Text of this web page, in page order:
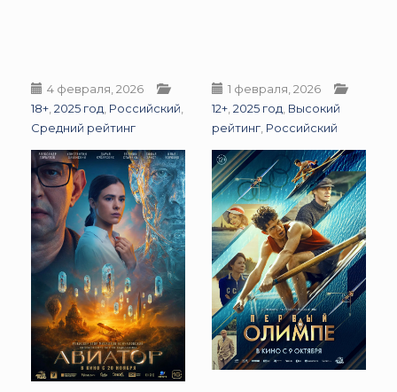
4 февраля, 2026
18+,2025 год, Российский,
Средний рейтинг
1 февраля, 2026
12+,2025 год, Высокий
рейтинг, Российский